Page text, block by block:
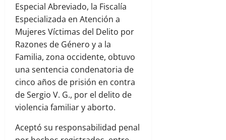
Especial Abreviado, la Fiscalía
Especializada en Atención a
Mujeres Víctimas del Delito por
Razones de Género y a la
Familia, zona occidente, obtuvo
una sentencia condenatoria de
cinco años de prisión en contra
de Sergio V. G., por el delito de
violencia familiar y aborto.
Aceptó su responsabilidad penal